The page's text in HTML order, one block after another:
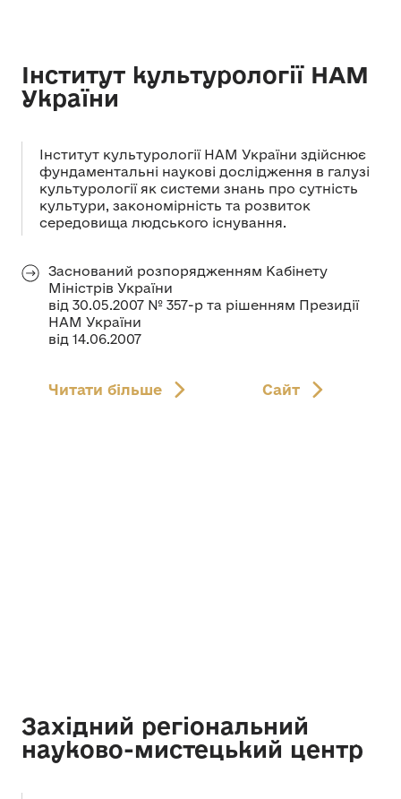
Інститут культурології НАМ
України
Інститут культурології НАМ України здійснює
фундаментальні наукові дослідження в галузі
культурології як системи знань про сутність
культури, закономірність та розвиток
середовища людського існування.
Заснований розпорядженням Кабінету
Міністрів України
від 30.05.2007 № 357-р та рішенням Президії
НАМ України
від 14.06.2007
Читати більше Сайт
Західний регіональний
науково-мистецький центр